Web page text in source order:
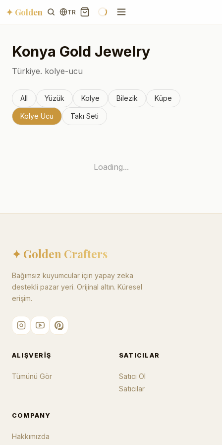
✦ Golden TR
Konya Gold Jewelry
Türkiye. kolye-ucu
All Yüzük Kolye Bilezik Küpe
Kolye Ucu Takı Seti
Loading...
✦ Golden Crafters
Bağımsız kuyumcular için yapay zeka
destekli pazar yeri. Orijinal altın. Küresel
erişim.
ALIŞVERIŞ
Tümünü Gör
SATICILAR
Satıcı Ol
Satıcılar
COMPANY
Hakkımızda